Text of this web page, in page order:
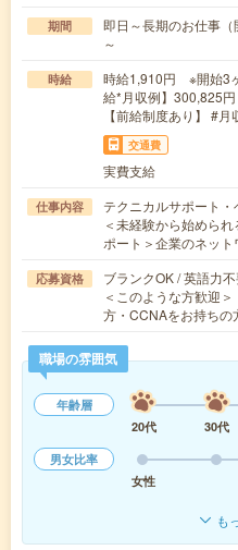
期間
即日～長期のお仕事
～
時給
時給1,910円 ※開始3
給*月収例】300,825
【前給制度あり】 #
交通費
実費支給
仕事内容
テクニカルサポート・
＜未経験から始めら
ポート＞企業のネッ
応募資格
ブランクOK / 英語力
＜このような方歓迎
方・CCNAをお持ち
職場の雰囲気
年齢層
20代
30代
男女比率
女性
も